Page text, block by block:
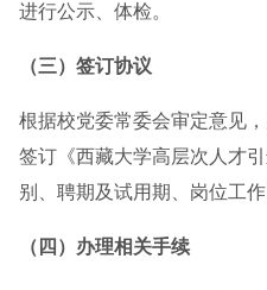
进行公示、体检。
（三）签订协议
根据校党委常委会审定意见
签订《西藏大学高层次人才
别、聘期及试用期、岗位工
（四）办理相关手续